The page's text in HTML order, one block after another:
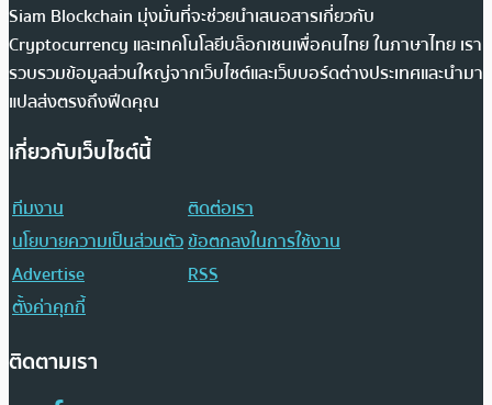
Siam Blockchain มุ่งมั่นที่จะช่วยนำเสนอสารเกี่ยวกับ
Cryptocurrency และเทคโนโลยีบล็อกเชนเพื่อคนไทย ในภาษาไทย เรา
รวบรวมข้อมูลส่วนใหญ่จากเว็บไซต์และเว็บบอร์ดต่างประเทศและนำมา
แปลส่งตรงถึงฟีดคุณ
เกี่ยวกับเว็บไซต์นี้
ทีมงาน
ติดต่อเรา
นโยบายความเป็นส่วนตัวข้อตกลงในการใช้งาน
Advertise
RSS
ตั้งค่าคุกกี้
ติดตามเรา